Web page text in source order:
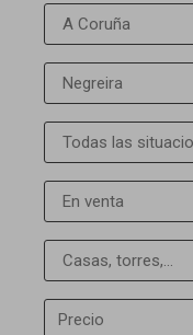
Precio